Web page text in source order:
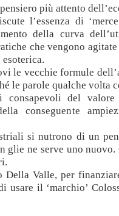
più attento
l’essenza di
della curva
che vengono
le vecchie formule
le parole qualche volta
del valore
conseguente
si nutrono di un
glie ne serve uno
Della Valle, per
usare il ‘marchio’